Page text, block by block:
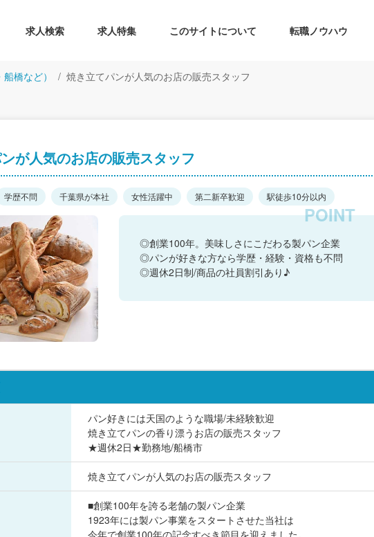
求人検索 求人特集 このサイトについて 転職ノウハウ
橋など） 焼き立てパンが人気のお店の販売スタッフ
が人気のお店の販売スタッフ
学歴不問 千葉県が本社 女性活躍中 第二新卒歓迎 駅徒歩10分以内
◎創業100年。美味しさにこだわる製パン企業
◎パンが好きな方なら学歴・経験・資格も不問
◎週休2日制/商品の社員割引あり♪
パン好きには天国のような職場/未経験歓迎
焼き立てパンの香り漂うお店の販売スタッフ
★週休2日★勤務地/船橋市
焼き立てパンが人気のお店の販売スタッフ
■創業100年を誇る老舗の製パン企業
1923年には製パン事業をスタートさせた当社は